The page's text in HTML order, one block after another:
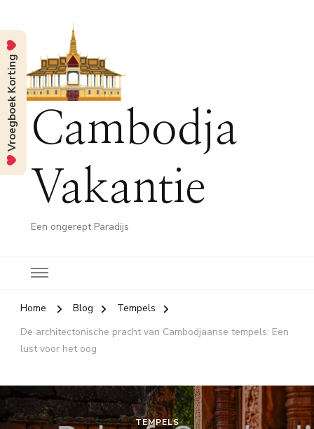
Cambodja
Vakantie
Een ongerept Paradijs
Home Blog
Tempels
De architectonische pracht van Cambodjaanse tempels: Een
lust voor het oog
TEMPELS
Vroegboek Korting